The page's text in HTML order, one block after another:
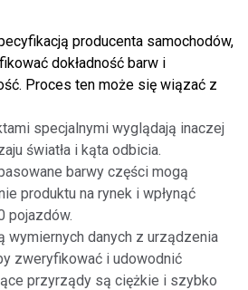
producenta samochodów,
dokładność barw i
Proces ten może się wiązać z
specjalnymi wyglądają inaczej
światła i kąta odbicia.
barwy części mogą
produktu na rynek i wpłynąć
pojazdów.
wymiernych danych z urządzenia
zweryfikować i udowodnić
przyrządy są ciężkie i szybko